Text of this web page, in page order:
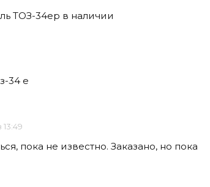
ТОЗ-34ер в наличии
34 е
13:49
пока не известно. Заказано, но пока